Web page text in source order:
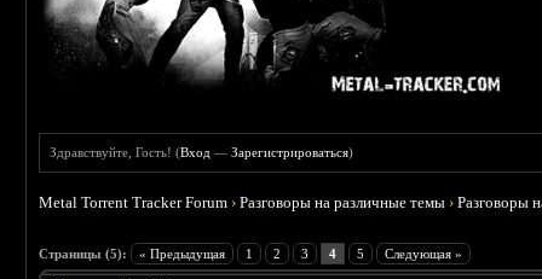
Здравствуйте, Гость! (Вход —Зарегистрироваться)
Metal Torrent Tracker Forum ›Разговоры на различные темы ›Разговоры
Страницы (5): « Предыдущая 1 2 3 4 5 Следующая »